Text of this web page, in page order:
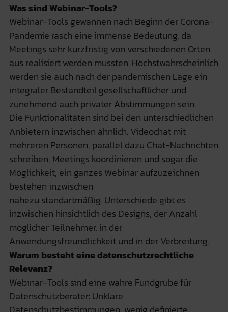
Was sind Webinar-Tools?
Webinar-Tools gewannen nach Beginn der Corona-
Pandemie rasch eine immense Bedeutung, da
Meetings sehr kurzfristig von verschiedenen Orten
aus realisiert werden mussten. Höchstwahrscheinlich
werden sie auch nach der pandemischen Lage ein
integraler Bestandteil gesellschaftlicher und
zunehmend auch privater Abstimmungen sein.
Die Funktionalitäten sind bei den unterschiedlichen
Anbietern inzwischen ähnlich. Videochat mit
mehreren Personen, parallel dazu Chat-Nachrichten
schreiben, Meetings koordinieren und sogar die
Möglichkeit, ein ganzes Webinar aufzuzeichnen
bestehen inzwischen
nahezu standartmäßig. Unterschiede gibt es
inzwischen hinsichtlich des Designs, der Anzahl
möglicher Teilnehmer, in der
Anwendungsfreundlichkeit und in der Verbreitung.
Warum besteht eine datenschutzrechtliche
Relevanz?
Webinar-Tools sind eine wahre Fundgrube für
Datenschutzberater: Unklare